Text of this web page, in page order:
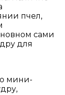
пчел,
сами
для
мини-